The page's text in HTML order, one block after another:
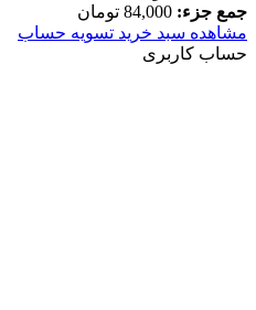
جمع جزء: 84,000 تومان
مشاهده سبد خرید تسویه حساب
حساب کاربری